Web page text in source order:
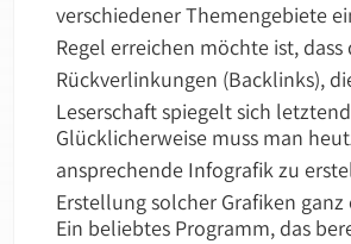
verschiedener Themengebiete
Regel erreichen möchte ist,
Rückverlinkungen (Backlinks),
Leserschaft spiegelt sich
Glücklicherweise muss man
ansprechende Infografik zu
Erstellung solcher Grafiken
Ein beliebtes Programm, das